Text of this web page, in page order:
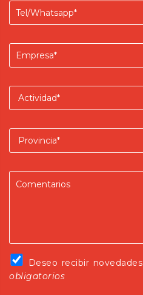
Teléfono/Whatsapp
Empresa
Actividad
Provincia
Deseo recibir novedades
Deseo recibir novedades
obligatorios